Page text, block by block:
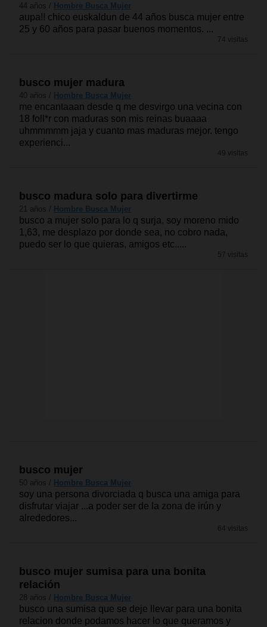
44 años / Hombre Busca Mujer
aupa!! chico euskaldun de 44 años busca mujer entre
25 y 60 años para pasar buenos momentos. ...
74 visitas
busco mujer madura
40 años / Hombre Busca Mujer
me encantaaan desde q me desvirgo una vecina con
18 foll*r con maduras son mis reinas buaaaa
uhmmmmm jaja y cuanto mas maduras mejor. tengo
experienci...
49 visitas
busco madura solo para divertirme
21 años / Hombre Busca Mujer
busco a mujer solo para lo q surja, soy moreno mido
1,63, me desplazo por donde sea, no cobro nada,
puedo ser lo que quieras, amigos etc.....
57 visitas
busco mujer
50 años / Hombre Busca Mujer
soy una persona divorciada q busca una amiga para
disfrutar viajar ...a poder ser de la zona de irún y
alrededores...
64 visitas
busco mujer sumisa para una bonita
relación
28 años / Hombre Busca Mujer
busco una sumisa que se deje llevar para una bonita
relacion donde podamos hacer lo que queramos y